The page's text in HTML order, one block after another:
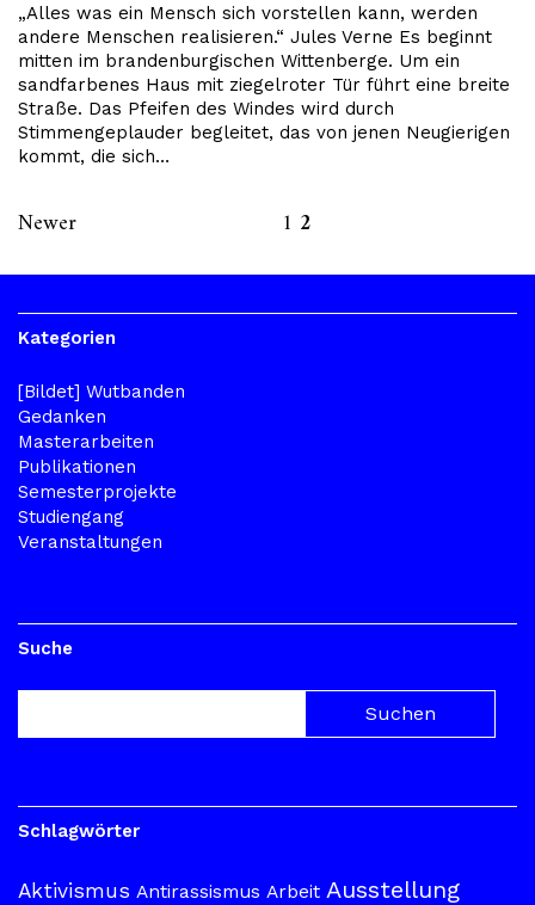
„Alles was ein Mensch sich vorstellen kann, werden
andere Menschen realisieren.“ Jules Verne Es beginnt
mitten im brandenburgischen Wittenberge. Um ein
sandfarbenes Haus mit ziegelroter Tür führt eine breite
Straße. Das Pfeifen des Windes wird durch
Stimmengeplauder begleitet, das von jenen Neugierigen
kommt, die sich…
Newer 1 2
Kategorien
[Bildet] Wutbanden
Gedanken
Masterarbeiten
Publikationen
Semesterprojekte
Studiengang
Veranstaltungen
Suche
Schlagwörter
Aktivismus Antirassismus Arbeit Ausstellung